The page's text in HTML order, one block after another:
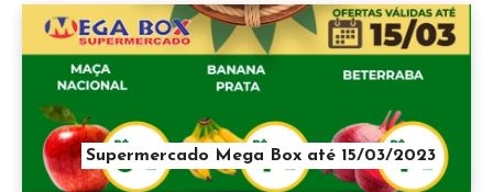
Supermercado Mega Box até 15/03/2023